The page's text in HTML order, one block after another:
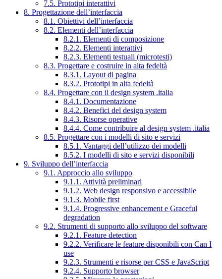
7.5. Prototipi interattivi
8. Progettazione dell’interfaccia
8.1. Obiettivi dell’interfaccia
8.2. Elementi dell’interfaccia
8.2.1. Elementi di composizione
8.2.2. Elementi interattivi
8.2.3. Elementi testuali (microtesti)
8.3. Progettare e costruire in alta fedeltà
8.3.1. Layout di pagina
8.3.2. Prototipi in alta fedeltà
8.4. Progettare con il design system .italia
8.4.1. Documentazione
8.4.2. Benefici del design system
8.4.3. Risorse operative
8.4.4. Come contribuire al design system .italia
8.5. Progettare con i modelli di sito e servizi
8.5.1. Vantaggi dell’utilizzo dei modelli
8.5.2. I modelli di sito e servizi disponibili
9. Sviluppo dell’interfaccia
9.1. Approccio allo sviluppo
9.1.1. Attività preliminari
9.1.2. Web design responsivo e accessibile
9.1.3. Mobile first
9.1.4. Progressive enhancement e Graceful
degradation
9.2. Strumenti di supporto allo sviluppo del software
9.2.1. Feature detection
9.2.2. Verificare le feature disponibili con Can I
use
9.2.3. Strumenti e risorse per CSS e JavaScript
9.2.4. Supporto browser